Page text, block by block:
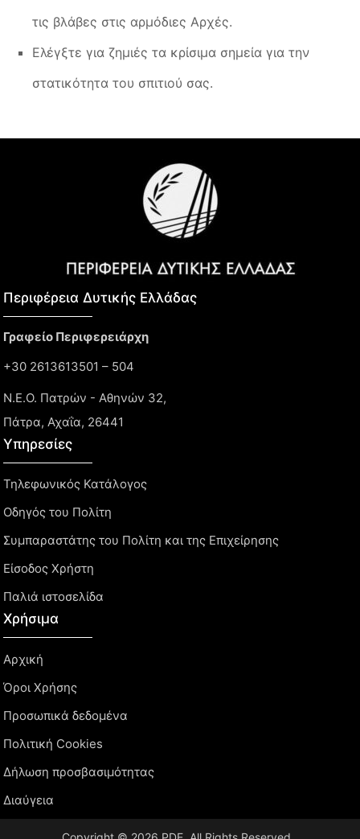
τις βλάβες στις αρμόδιες Αρχές.
Ελέγξτε για ζημιές τα κρίσιμα σημεία για την
στατικότητα του σπιτιού σας.
Περιφέρεια Δυτικής Ελλάδας​
Γραφείο Περιφερειάρχη
+30 2613613501 – 504
Ν.Ε.Ο. Πατρών - Αθηνών 32,
Πάτρα, Αχαΐα, 26441
Υπηρεσίες
Τηλεφωνικός Κατάλογος
Οδηγός του Πολίτη
Συμπαραστάτης του Πολίτη και της Επιχείρησης
Είσοδος Χρήστη
Παλιά ιστοσελίδα
Χρήσιμα
Αρχική
Όροι Χρήσης
Προσωπικά δεδομένα
Πολιτική Cookies
Δήλωση προσβασιμότητας
Διαύγεια